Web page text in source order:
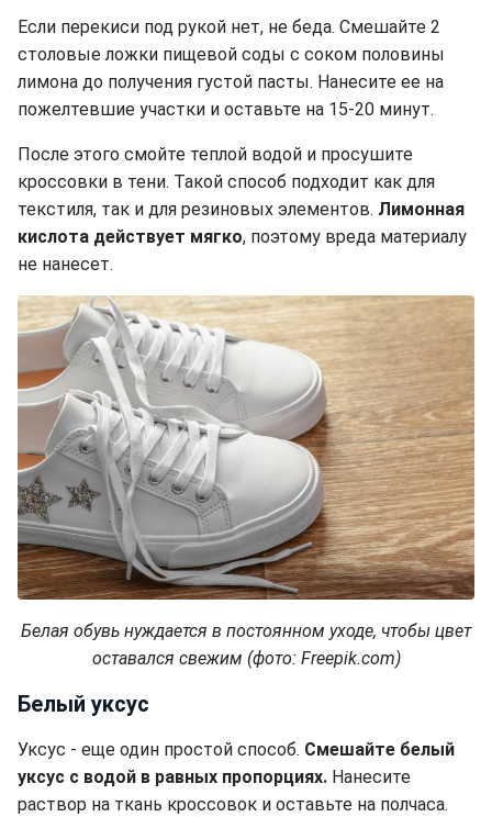
Если перекиси под рукой нет, не беда. Смешайте 2
столовые ложки пищевой соды с соком половины
лимона до получения густой пасты. Нанесите ее на
пожелтевшие участки и оставьте на 15-20 минут.
После этого смойте теплой водой и просушите
кроссовки в тени. Такой способ подходит как для
текстиля, так и для резиновых элементов. Лимонная
кислота действует мягко, поэтому вреда материалу
не нанесет.
Белая обувь нуждается в постоянном уходе, чтобы цвет
оставался свежим (фото: Freepik.com)
Белый уксус
Уксус - еще один простой способ. Смешайте белый
уксус с водой в равных пропорциях. Нанесите
раствор на ткань кроссовок и оставьте на полчаса.